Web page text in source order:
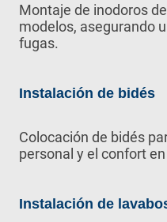
Montaje de inodoros
modelos, asegurando
fugas.
Instalación de bidés
Colocación de bidés
personal y el confort
Instalación de